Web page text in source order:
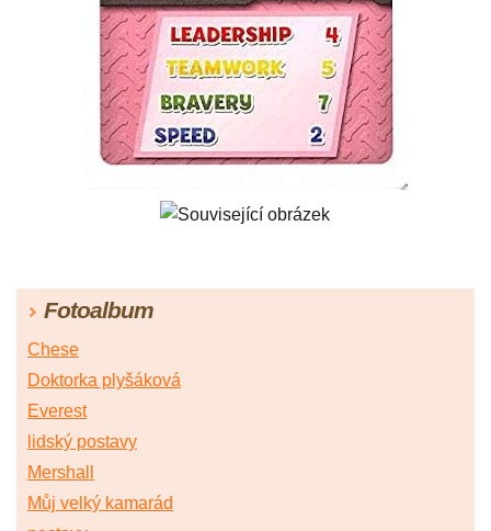
Fotoalbum
Chese
Doktorka plyšáková
Everest
lidský postavy
Mershall
Můj velký kamarád